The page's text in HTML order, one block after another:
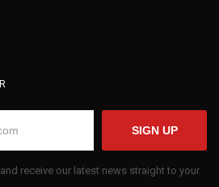
SIGN UP
receive our latest news straight to your